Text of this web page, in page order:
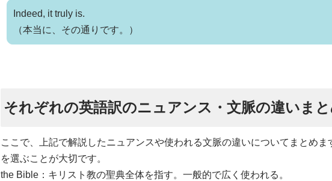
Indeed, it truly is.
（本当に、その通りです。）
それぞれの英語訳のニュアンス・文脈の違いま
ここで、上記で解説したニュアンスや使われる文脈の違いについてまとめ
を選ぶことが大切です。
the Bible：キリスト教の聖典全体を指す。一般的で広く使われる。